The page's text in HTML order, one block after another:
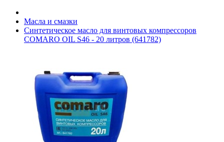
Масла и смазки
Синтетическое масло для винтовых компрессоров
COMARO OIL S46 - 20 литров (641782)